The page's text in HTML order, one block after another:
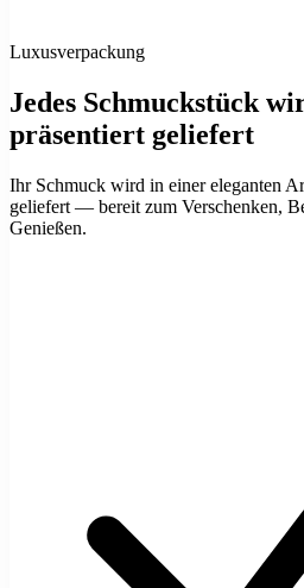
Luxusverpackung
Jedes Schmuckstück
präsentiert geliefert
Ihr Schmuck wird in einer eleganten
geliefert — bereit zum Verschenken,
Genießen.